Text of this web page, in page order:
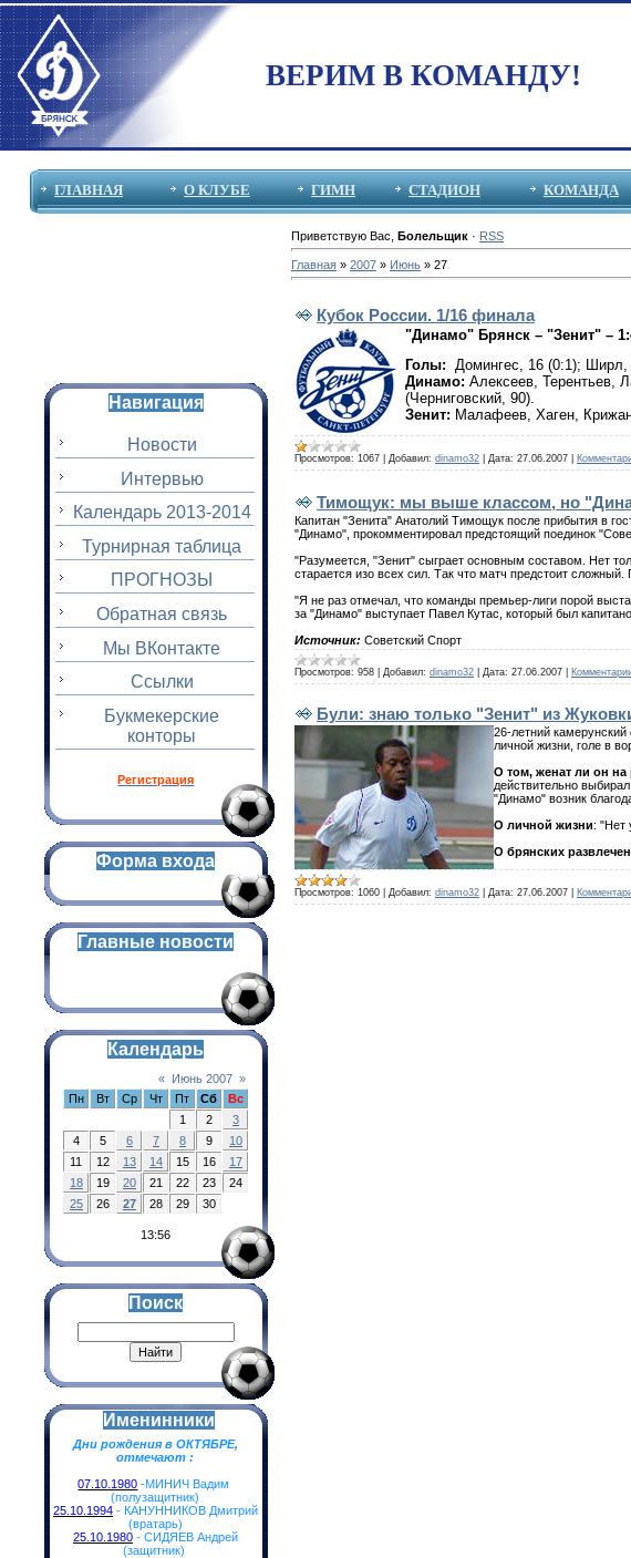
ВЕРИМ В КОМАНДУ!
ГЛАВНАЯ О КЛУБЕ ГИМН СТАДИОН КОМАНДА
Навигация
Новости
Интервью
Календарь 2013-2014
Турнирная таблица
ПРОГНОЗЫ
Обратная связь
Мы ВКонтакте
Ссылки
Букмекерские
конторы
Регистрация
Форма входа
Главные новости
Календарь
« Июнь 2007 »
Пн
Вт Ср Чт Пт Сб
Вс
1
2
3
4
5 6 7 8 9
10
11
12 13 14 15 16
17
18
19 20 21 22 23
24
25
26 27 28 29 30
13:56
Поиск
Именинники
Дни рождения в ОКТЯБРЕ,
отмечают :
07.10.1980 -МИНИЧ Вадим
(полузащитник)
25.10.1994 - КАНУННИКОВ Дмитрий
(вратарь)
25.10.1980 - СИДЯЕВ Андрей
(защитник)
Приветствую Вас Болельщик· RSS
Главная» 2007 » Июнь » 27
Кубок России. 1/16 финала
"Динамо" Брянск – "Зенит" –
Голы:
Домингес, 16 (0:1);
Динамо: Алексеев, Терентьев,
(Черниговский, 90).
Зенит: Малафеев, Хаген,
Просмотров: 1067 Добавил: dinamo32 Дата: 27.06.2007
Тимощук: мы выше классом, но
Капитан "Зенита" Анатолий Тимощук после прибытия в
"Динамо", прокомментировал предстоящий поединок
"Разумеется, "Зенит" сыграет основным составом. Нет
старается изо всех сил. Так что матч предстоит
"Я не раз отмечал, что команды премьер-лиги порой
за "Динамо" выступает Павел Кутас, который был
Источник: Советский Спорт
Просмотров: 958 Добавил: dinamo32 Дата: 27.06.2007
Були: знаю только "Зенит" из
26-летний
личной жизни, голе в
О том, женат ли он на
действительно
"Динамо" возник
О личной жизни: "Нет
О брянских
Просмотров: 1060 Добавил: dinamo32 Дата: 27.06.2007